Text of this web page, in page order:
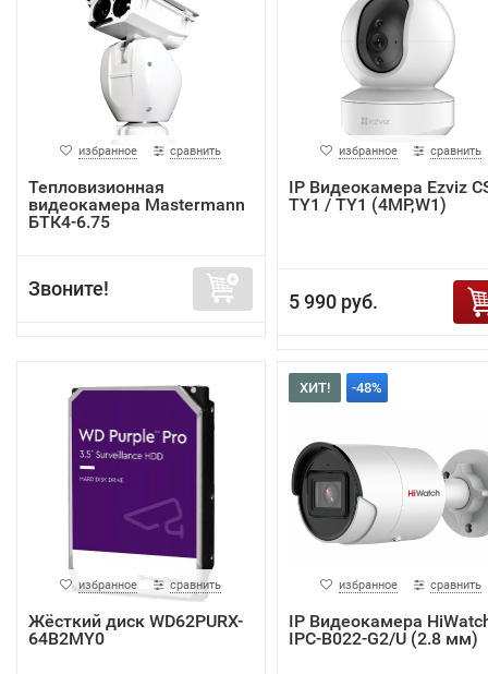
избранное сравнить
Тепловизионная
видеокамера Mastermann
БТК4-6.75
Звоните!
избранное сравнить
IP Видеокамера Ezviz
TY1 / TY1 (4MP,W1)
5 990 руб.
избранное сравнить
Жёсткий диск WD62PURX-
64B2MY0
ХИТ! -48%
избранное сравнить
IP Видеокамера
IPC-B022-G2/U (2.8 мм)